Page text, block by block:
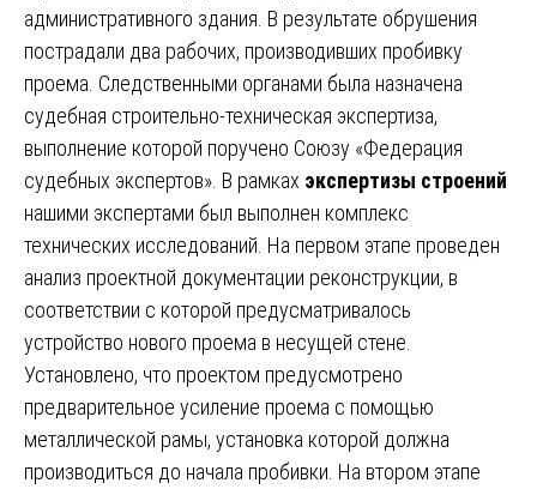
административного здания. В результате обрушения
пострадали два рабочих, производивших пробивку
проема. Следственными органами была назначена
судебная строительно-техническая экспертиза,
выполнение которой поручено Союзу «Федерация
судебных экспертов». В рамках экспертизы строений
нашими экспертами был выполнен комплекс
технических исследований. На первом этапе проведен
анализ проектной документации реконструкции, в
соответствии с которой предусматривалось
устройство нового проема в несущей стене.
Установлено, что проектом предусмотрено
предварительное усиление проема с помощью
металлической рамы, установка которой должна
производиться до начала пробивки. На втором этапе